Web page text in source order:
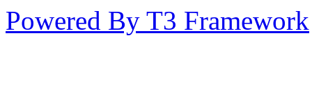
Powered By T3 Framework